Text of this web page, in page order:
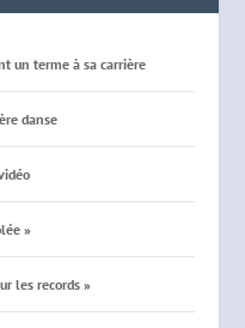
un terme à sa carrière
danse
»
les records »